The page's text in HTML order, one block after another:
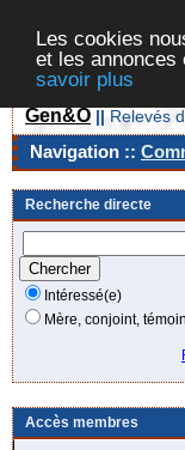
Les cookies
et les
savoir plus
Gen&O || Relevés
Navigation ::
Recherche directe
Intéressé(e)
Mère, conjoint,
Accès membres